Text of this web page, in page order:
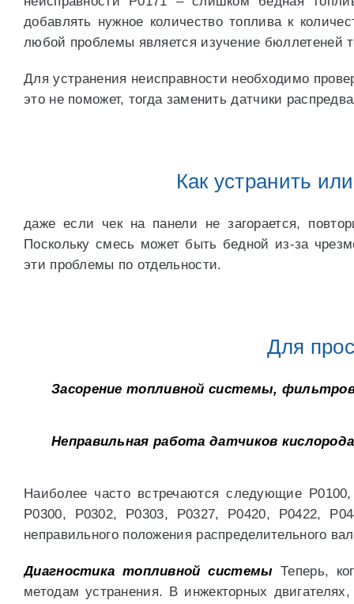
добавлять нужное количество топлива к
любой проблемы является изучение бюллетеней
Для устранения неисправности необходимо
это не поможет, тогда заменить датчики
Как устранить
даже если чек на панели не загорается,
Поскольку смесь может быть бедной из-за
эти проблемы по отдельности.
Для
Засорение топливной системы,
Неправильная работа датчиков
Наиболее часто встречаются следующие
P0300, P0302, P0303, P0327, P0420, P0422,
неправильного положения распределительного
Диагностика топливной системы Теперь,
методам устранения. В инжекторных